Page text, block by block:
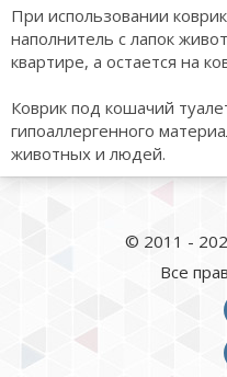
При использовании
наполнитель с лапок
квартире, а остается на
Коврик под кошачий
гипоаллергенного
животных и людей.
© 2011 -
Все